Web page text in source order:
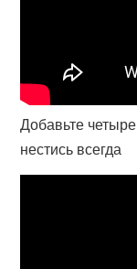
Добавьте
нестись всегда